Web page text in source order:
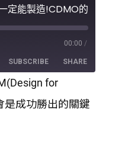
00:00 /
SUBSCRIBE SHARE
for
是成功勝出的關鍵